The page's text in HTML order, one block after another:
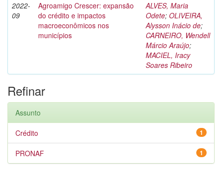
2022-
09
Agroamigo Crescer: expansão
do crédito e impactos
macroeconômicos nos
municípios
ALVES, Maria
Odete; OLIVEIRA,
Alysson Inácio de;
CARNEIRO, Wendell
Márcio Araújo;
MACIEL, Iracy
Soares Ribeiro
Refinar
Assunto
1
Crédito
1
PRONAF